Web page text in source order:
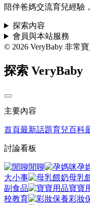
陪伴爸媽交流育兒經驗
探索內容
會員與本站服務
© 2026 VeryBaby 非常寶
探索 VeryBaby
主要內容
首頁最新話題育兒百科
討論看板
閒聊 孕
大小事
母乳
副食品
寶寶
校教育
彩妝